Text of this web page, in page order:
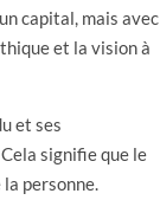
capital, mais avec
et la vision à
et ses
signifie que le
personne.